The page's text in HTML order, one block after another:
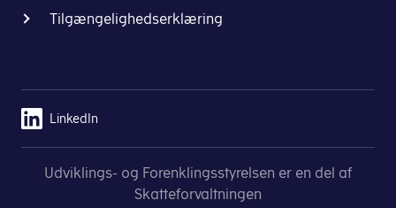
Tilgængelighedserklæring
LinkedIn
Udviklings- og Forenklingsstyrelsen er en del af
Skatteforvaltningen